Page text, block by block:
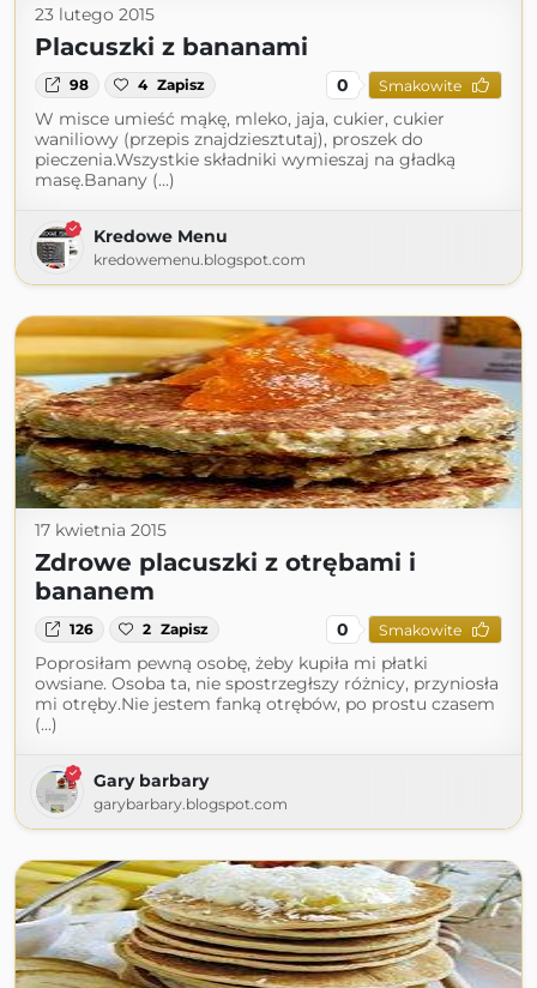
23 lutego 2015
Placuszki z bananami
98 4 Zapisz 0 Smakowite
W misce umieść mąkę, mleko, jaja, cukier, cukier
waniliowy (przepis znajdziesztutaj), proszek do
pieczenia.Wszystkie składniki wymieszaj na gładką
masę.Banany (...)
Kredowe Menu
kredowemenu.blogspot.com
17 kwietnia 2015
Zdrowe placuszki z otrębami i
bananem
126 2 Zapisz 0 Smakowite
Poprosiłam pewną osobę, żeby kupiła mi płatki
owsiane. Osoba ta, nie spostrzegłszy różnicy, przyniosła
mi otręby.Nie jestem fanką otrębów, po prostu czasem
(...)
Gary barbary
garybarbary.blogspot.com